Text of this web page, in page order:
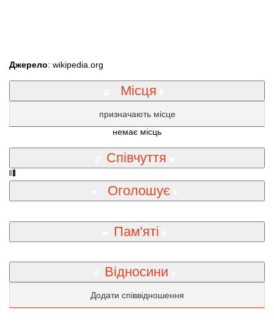
Джерело: wikipedia.org
Місця
призначають місце
немає місць
Співчуття
Оголошує
Пам'яті
Відносини
Додати співвідношення